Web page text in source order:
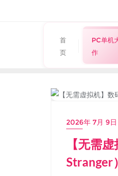
首
页
PC单机
作
2026年 7月 9日
【无需
Stranger